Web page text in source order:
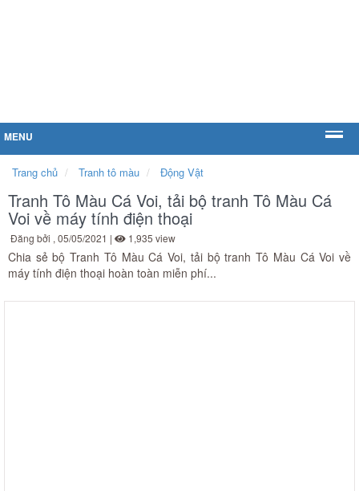
MENU
Trang chủ Tranh tô màu Động Vật
Tranh Tô Màu Cá Voi, tải bộ tranh Tô Màu Cá
Voi về máy tính điện thoại
Đăng bởi , 05/05/2021 | 1,935 view
Chia sẻ bộ Tranh Tô Màu Cá Voi, tải bộ tranh Tô Màu Cá Voi về
máy tính điện thoại hoàn toàn miễn phí...